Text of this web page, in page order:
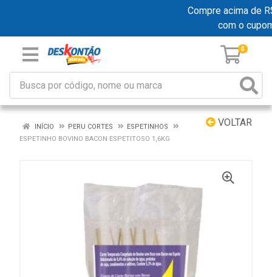
Compre acima de
com o
0
VOLTAR
INÍCIO PERU CORTES
ESPETINHOS
ESPETINHO BOVINO BACON ESPETITOSO 1,6KG